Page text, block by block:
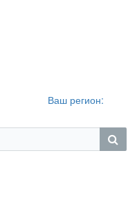
Ваш регион: